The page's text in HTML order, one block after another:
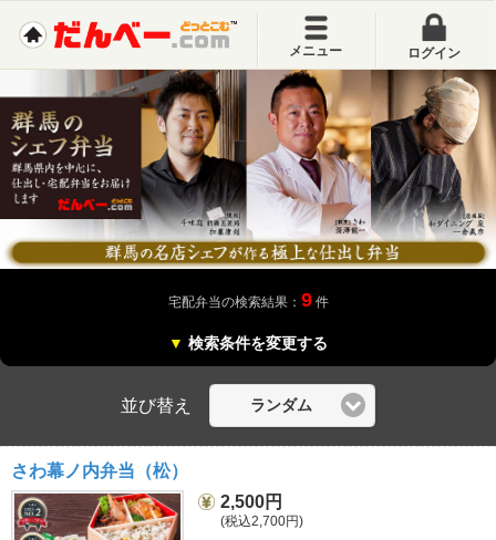
メニュー ログイン
宅配弁当の検索結果： 9件
▼ 検索条件を変更する
並び替え ランダム
さわ幕ノ内弁当（松）
2,500円
(税込2,700円)